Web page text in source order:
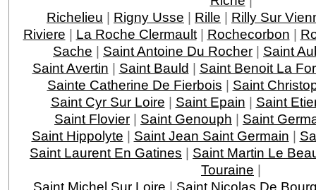
Richelieu | Rigny Usse | Rille | Rilly Sur
Riviere | La Roche Clermault| Rochecorbon |
Sache | Saint Antoine Du Rocher | Saint
Saint Avertin | Saint Bauld | Saint Benoit La
Sainte Catherine De Fierbois | Saint
Saint Cyr Sur Loire | Saint Epain | Saint
Saint Flovier | Saint Genouph | Saint
Saint Hippolyte | Saint Jean Saint Germain |
Saint Laurent En Gatines | Saint Martin Le
Touraine |
Saint Michel Sur Loire | Saint Nicolas De